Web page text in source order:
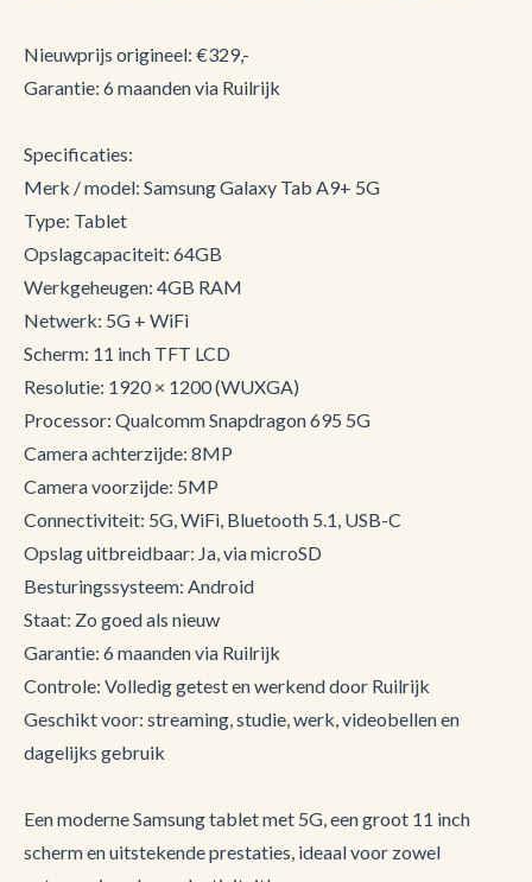
Nieuwprijs origineel: €329,-
Garantie: 6 maanden via Ruilrijk
Specificaties:
Merk / model: Samsung Galaxy Tab A9+ 5G
Type: Tablet
Opslagcapaciteit: 64GB
Werkgeheugen: 4GB RAM
Netwerk: 5G + WiFi
Scherm: 11 inch TFT LCD
Resolutie: 1920 × 1200 (WUXGA)
Processor: Qualcomm Snapdragon 695 5G
Camera achterzijde: 8MP
Camera voorzijde: 5MP
Connectiviteit: 5G, WiFi, Bluetooth 5.1, USB-C
Opslag uitbreidbaar: Ja, via microSD
Besturingssysteem: Android
Staat: Zo goed als nieuw
Garantie: 6 maanden via Ruilrijk
Controle: Volledig getest en werkend door Ruilrijk
Geschikt voor: streaming, studie, werk, videobellen en
dagelijks gebruik
Een moderne Samsung tablet met 5G, een groot 11 inch
scherm en uitstekende prestaties, ideaal voor zowel